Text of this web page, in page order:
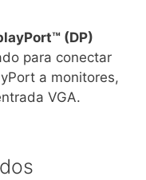
(DP)
para conectar
a monitores,
VGA.